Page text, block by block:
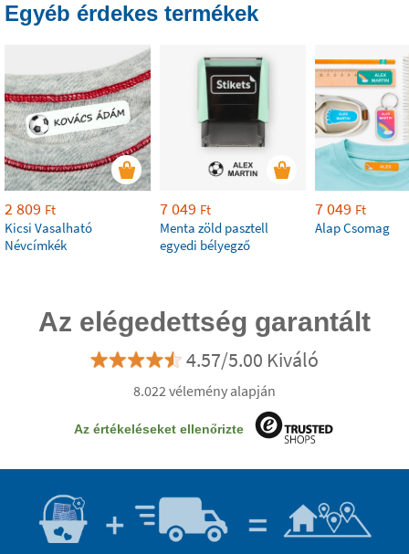
Egyéb érdekes termékek
2 809 Ft
Kicsi Vasalható
Névcímkék
7 049 Ft
Menta zöld pasztell
egyedi bélyegző
7 049 Ft
Alap Csomag
Az elégedettség garantált
4.57/5.00 Kiváló
8.022 vélemény alapján
Az értékeléseket ellenőrizte